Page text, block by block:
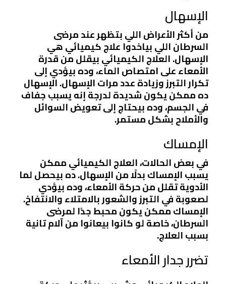
الإسهال
من أكثر الأعراض اللي بتظهر عند مرضى
السرطان اللي بياخدوا علاج كيميائي هي
الإسهال. العلاج الكيميائي بيقلل من قدرة
الأمعاء على امتصاص الماء، وده بيؤدي إلى
تكرار التبرز وزيادة عدد مرات الإسهال. الإسهال
ده ممكن يكون شديدة لدرجة إنه يسبب جفاف
في الجسم، وده بيحتاج إلى تعويض السوائل
والأملاح بشكل مستمر.
الإمساك
في بعض الحالات، العلاج الكيميائي ممكن
يسبب الإمساك بدلًا من الإسهال. ده بيحصل لما
الأدوية تقلل من حركة الأمعاء، وده بيؤدي
لصعوبة في التبرز والشعور بالامتلاء والانتفاخ.
الإمساك ممكن يكون محبط جدًا لمرضى
السرطان، خاصة لو كانوا بيعانوا من آلام تانية
بسبب العلاج.
تضرر جدار الأمعاء